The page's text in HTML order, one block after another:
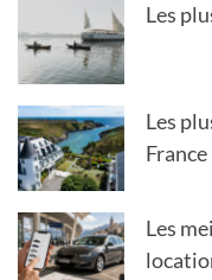
Les
Les
France
Les